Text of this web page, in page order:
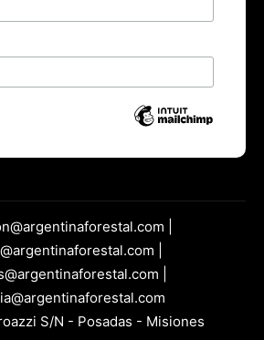
|
|
|
S/N - Posadas - Misiones